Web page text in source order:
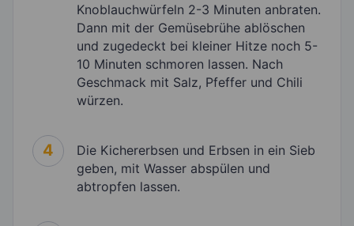
Knoblauchwürfeln 2-3 Minuten anbraten.
Dann mit der Gemüsebrühe ablöschen
und zugedeckt bei kleiner Hitze noch 5-
10 Minuten schmoren lassen. Nach
Geschmack mit Salz, Pfeffer und Chili
würzen.
4
Die Kichererbsen und Erbsen in ein Sieb
geben, mit Wasser abspülen und
abtropfen lassen.